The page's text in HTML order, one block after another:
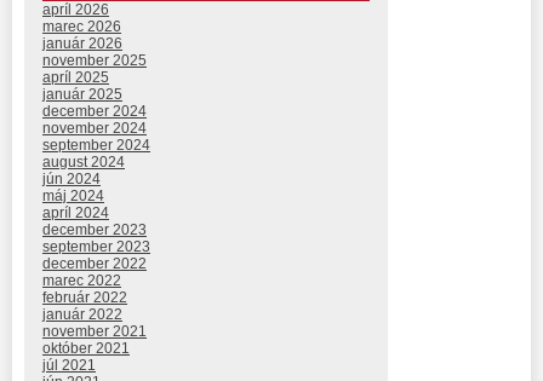
apríl 2026
marec 2026
január 2026
november 2025
apríl 2025
január 2025
december 2024
november 2024
september 2024
august 2024
jún 2024
máj 2024
apríl 2024
december 2023
september 2023
december 2022
marec 2022
február 2022
január 2022
november 2021
október 2021
júl 2021